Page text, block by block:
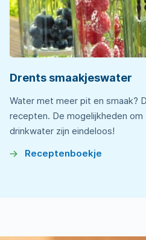
Drents smaakjeswater
Water met meer pit en smaak?
recepten. De mogelijkheden
drinkwater zijn eindeloos!
Receptenboekje